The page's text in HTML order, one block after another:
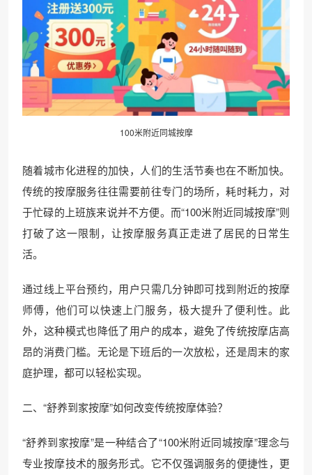
100米附近同城按摩
随着城市化进程的加快，人们的生活节奏也在不断加快。
传统的按摩服务往往需要前往专门的场所，耗时耗力，对
于忙碌的上班族来说并不方便。而“100米附近同城按摩”则
打破了这一限制，让按摩服务真正走进了居民的日常生
活。
通过线上平台预约，用户只需几分钟即可找到附近的按摩
师傅，他们可以快速上门服务，极大提升了便利性。此
外，这种模式也降低了用户的成本，避免了传统按摩店高
昂的消费门槛。无论是下班后的一次放松，还是周末的家
庭护理，都可以轻松实现。
二、“舒养到家按摩”如何改变传统按摩体验？
“舒养到家按摩”是一种结合了“100米附近同城按摩”理念与
专业按摩技术的服务形式。它不仅强调服务的便捷性，更